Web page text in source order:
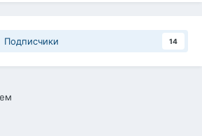
Подписчики 14